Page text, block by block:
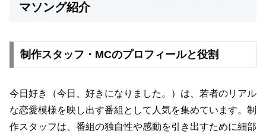
マソング紹介
制作スタッフ・MCのプロフィールと役割
今日好き（今日、好きになりました。）は、若者のリアル
な恋愛模様を映し出す番組として人気を集めています。制
作スタッフは、番組の独自性や感動を引き出すために細部